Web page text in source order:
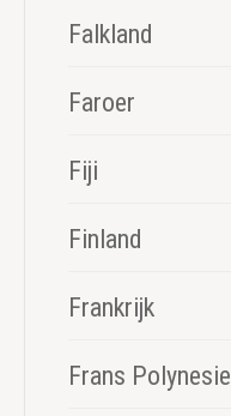
Falkland
Faroer
Fiji
Finland
Frankrijk
Frans Polynesie